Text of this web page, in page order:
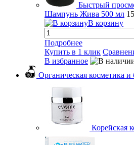
Быстрый
Шампунь Жива 500 мл
В корзину
Подробнее
Купить в 1 клик
В избранное
Органическая косметика
Корейская